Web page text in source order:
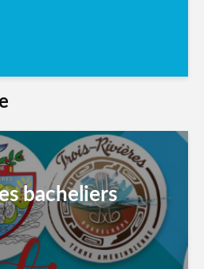
bacheliers